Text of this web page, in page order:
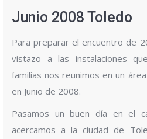
Junio 2008 Toledo
Para preparar el encuentro de
vistazo a las instalaciones
familias nos reunimos en un
en Junio de 2008.
Pasamos un buen día en el
acercamos a la ciudad de